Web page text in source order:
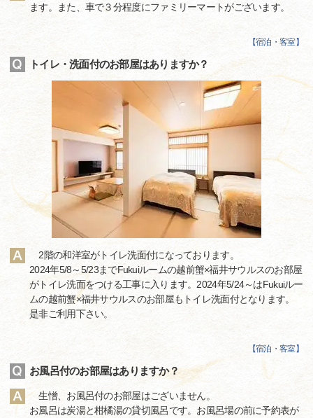
ます。また、車で３分程度にファミリーマートがございます。
【宿泊・客室】
トイレ・洗面付のお部屋はありますか？
2階の和洋室がトイレ洗面付になっております。
2024年5/8～5/23までFukuiルームの越前蟹×福井サウルスのお部屋
がトイレ洗面をつける工事に入ります。2024年5/24～はFukuiルー
ムの越前蟹×福井サウルスのお部屋もトイレ洗面付となります。
是非ご利用下さい。
【宿泊・客室】
お風呂付のお部屋はありますか？
生憎、お風呂付のお部屋はございません。
お風呂は炭湯と柑橘湯の貸切風呂です。お風呂場の前に予約表が